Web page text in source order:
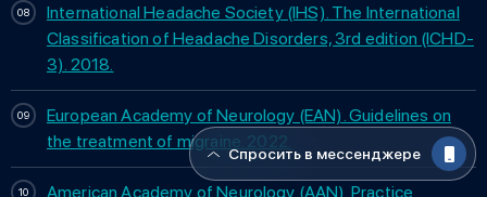
International Headache Society (IHS). The International
Classification of Headache Disorders, 3rd edition (ICHD-
3). 2018.
European Academy of Neurology (EAN). Guidelines on
the treatment of migraine. 2022.
American Academy of Neurology (AAN). Practice
Спросить в мессенджере